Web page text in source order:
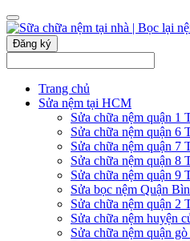
Đăng ký
Trang chủ
Sửa nệm tại HCM
Sửa chữa nệm quận 1
Sửa chữa nệm quận 6
Sửa chữa nệm quận 7
Sửa chữa nệm quận 8
Sửa chữa nệm quận 9
Sửa bọc nệm Quận
Sửa chữa nệm quận 2
Sửa chữa nệm huyện
Sửa chữa nệm quận